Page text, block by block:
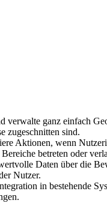
verwalte ganz einfach
zugeschnitten sind.
Aktionen, wenn
betreten oder
Daten über die
Nutzer.
in bestehende